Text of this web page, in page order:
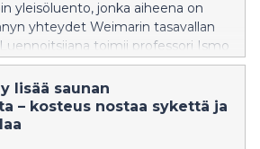
yleisöluento, jonka aiheena on
yhteydet Weimarin tasavallan
toimii professori Ismo
yliopistosta.
lisää saunan
– kosteus nostaa sykettä ja